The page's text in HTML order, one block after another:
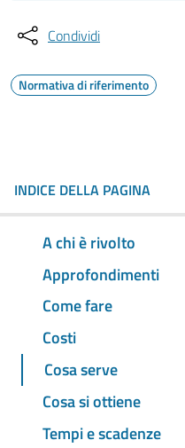
Condividi
Normativa di riferimento
INDICE DELLA PAGINA
A chi è rivolto
Approfondimenti
Come fare
Costi
Cosa serve
Cosa si ottiene
Tempi e scadenze